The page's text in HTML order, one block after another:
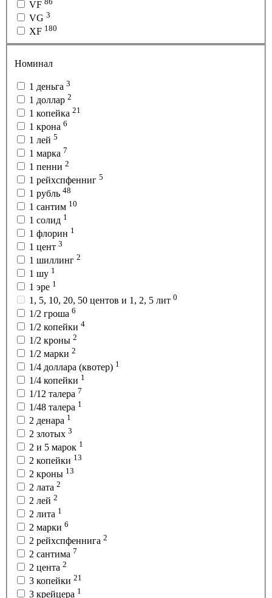
VF
VG 3
XF 180
Номинал
1 деньга 3
1 доллар 2
1 копейка 21
1 крона 6
1 лей 5
1 марка 7
1 пенни 2
1 рейхспфенниг 5
1 рубль 48
1 сантим 10
1 солид 1
1 флорин 1
1 цент 3
1 шиллинг 2
1 шу 1
1 эре 1
1, 5, 10, 20, 50 центов и 1, 2, 5 лит 0
1/2 гроша 6
1/2 копейки 4
1/2 кроны 2
1/2 марки 2
1/4 доллара (квотер) 1
1/4 копейки 1
1/12 талера 7
1/48 талера 1
2 денара 1
2 злотых 3
2 и 5 марок 1
2 копейки 13
2 кроны 13
2 лата 2
2 лей 2
2 лита 1
2 марки 6
2 рейхспфеннига 2
2 сантима 7
2 цента 2
3 копейки 21
3 крейцера 1